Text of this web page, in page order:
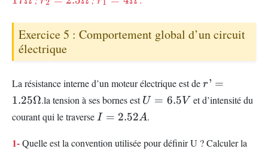
2 1
Exercice 5 : Comportement global d’un circuit
électrique
La résistance interne d’un moteur électrique est der’=1.25
\Omega
r’ =
1.25Ω.la tension à ses bornes estU=6.5V
U = 6.5V et d’intensité du
courant qui le traverse I=2.52A
I = 2.52A.
1-Quelle est la convention utilisée pour définir U ? Calculer la